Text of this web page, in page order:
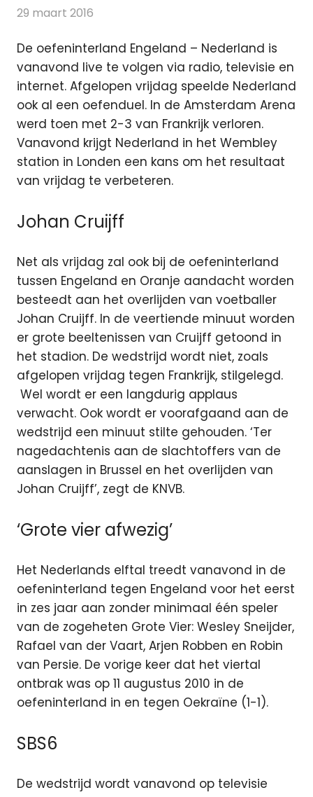
29 maart 2016
De oefeninterland Engeland – Nederland is
vanavond live te volgen via radio, televisie en
internet. Afgelopen vrijdag speelde Nederland
ook al een oefenduel. In de Amsterdam Arena
werd toen met 2-3 van Frankrijk verloren.
Vanavond krijgt Nederland in het Wembley
station in Londen een kans om het resultaat
van vrijdag te verbeteren.
Johan Cruijff
Net als vrijdag zal ook bij de oefeninterland
tussen Engeland en Oranje aandacht worden
besteedt aan het overlijden van voetballer
Johan Cruijff. In de veertiende minuut worden
er grote beeltenissen van Cruijff getoond in
het stadion. De wedstrijd wordt niet, zoals
afgelopen vrijdag tegen Frankrijk, stilgelegd.
Wel wordt er een langdurig applaus
verwacht. Ook wordt er voorafgaand aan de
wedstrijd een minuut stilte gehouden. ‘Ter
nagedachtenis aan de slachtoffers van de
aanslagen in Brussel en het overlijden van
Johan Cruijff’, zegt de KNVB.
‘Grote vier afwezig’
Het Nederlands elftal treedt vanavond in de
oefeninterland tegen Engeland voor het eerst
in zes jaar aan zonder minimaal één speler
van de zogeheten Grote Vier: Wesley Sneijder,
Rafael van der Vaart, Arjen Robben en Robin
van Persie. De vorige keer dat het viertal
ontbrak was op 11 augustus 2010 in de
oefeninterland in en tegen Oekraïne (1-1).
SBS6
De wedstrijd wordt vanavond op televisie